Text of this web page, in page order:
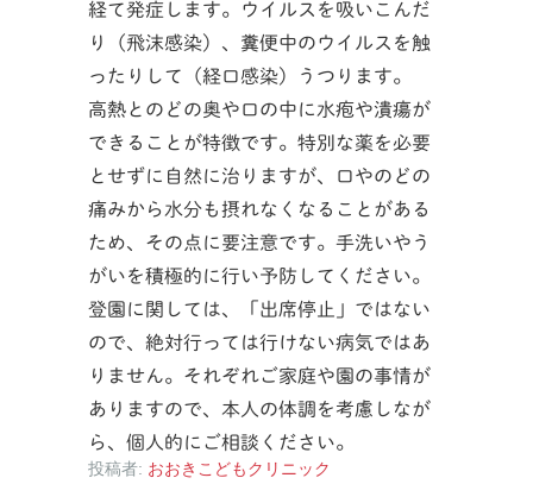
経て発症します。ウイルスを吸いこんだ
り（飛沫感染）、糞便中のウイルスを触
ったりして（経口感染）うつります。
高熱とのどの奥や口の中に水疱や潰瘍が
できることが特徴です。特別な薬を必要
とせずに自然に治りますが、口やのどの
痛みから水分も摂れなくなることがある
ため、その点に要注意です。手洗いやう
がいを積極的に行い予防してください。
登園に関しては、「出席停止」ではない
ので、絶対行っては行けない病気ではあ
りません。それぞれご家庭や園の事情が
ありますので、本人の体調を考慮しなが
ら、個人的にご相談ください。
投稿者: おおきこどもクリニック